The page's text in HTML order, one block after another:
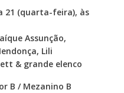
21 (quarta-feira), às
Assunção,
Lili
& grande elenco
B / Mezanino B